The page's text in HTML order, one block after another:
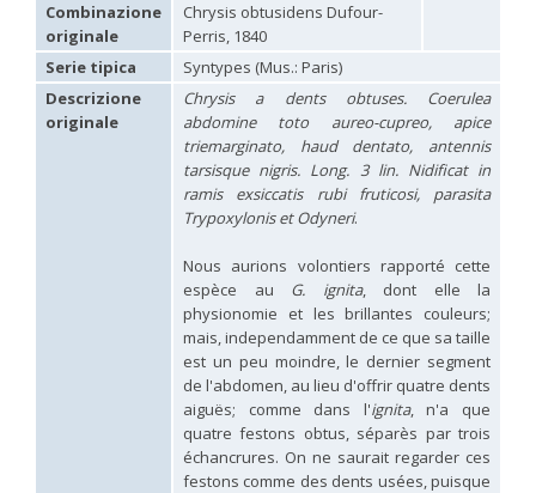
Hedychridium carmelitanum
Mercet, 1915
Hedychridium caucasium irregulare
Linsenmaier, 1959
Hedychridium chloropygumBuysson, 1888
Hedychridium chloropygum densumLinsenmaier, 1959
Hedychridium chloropygum spatiumLinsenmaier, 1959
Hedychridium coriaceum
(Dahlbom, 1854)
Linsenmaier, 1959
(Dahlbom, 1854)
(Dahlbom, 1845)
Linsenmaier, 1987
Linsenmaier, 1959
Buysson, 1887
Hedychridium elegantulum peloponnense Linsenmaier, 1968
Linsenmaier, 1968[E]
Strumia, 2003
(Dahlbom, 1854)
Arens, 2010
Linsenmaier, 1987
Abeille, 1878
Buysson, 1887
Abeille, 1879
Combinazione
originale
Chrysis obtusidens Dufour-
Perris, 1840
Serie tipica
Syntypes (Mus.: Paris)
Descrizione
originale
Chrysis a dents obtuses. Coerulea
abdomine toto aureo-cupreo, apice
triemarginato, haud dentato, antennis
tarsisque nigris. Long. 3 lin. Nidificat in
ramis exsiccatis rubi fruticosi, parasita
Trypoxylonis et Odyneri.
Nous aurions volontiers rapporté cette
espèce au G. ignita, dont elle la
physionomie et les brillantes couleurs;
mais, independamment de ce que sa taille
est un peu moindre, le dernier segment
de l'abdomen, au lieu d'offrir quatre dents
aiguës; comme dans l'ignita, n'a que
quatre festons obtus, séparès par trois
échancrures. On ne saurait regarder ces
festons comme des dents usées, puisque